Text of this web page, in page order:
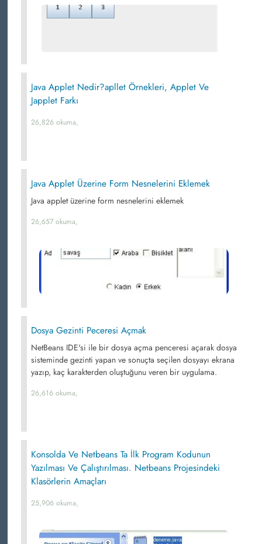
Java Applet Nedir?apllet Örnekleri, Applet Ve
Japplet Farkı
26,826 okuma,
Java Applet Üzerine Form Nesnelerini Eklemek
Java applet üzerine form nesnelerini eklemek
26,657 okuma,
Dosya Gezinti Peceresi Açmak
NetBeans IDE'si ile bir dosya açma penceresi açarak dosya
sisteminde gezinti yapan ve sonuçta seçilen dosyayı ekrana
yazıp, kaç karakterden oluştuğunu veren bir uygulama.
26,616 okuma,
Konsolda Ve Netbeans Ta İlk Program Kodunun
Yazılması Ve Çalıştırılması. Netbeans Projesindeki
Klasörlerin Amaçları
25,906 okuma,